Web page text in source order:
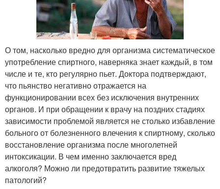
О том, насколько вредно для организма систематическое
употребление спиртного, наверняка знает каждый, в том
числе и те, кто регулярно пьет. Доктора подтверждают,
что пьянство негативно отражается на
функционировании всех без исключения внутренних
органов. И при обращении к врачу на поздних стадиях
зависимости проблемой является не столько избавление
больного от болезненного влечения к спиртному, сколько
восстановление организма после многолетней
интоксикации. В чем именно заключается вред
алкоголя? Можно ли предотвратить развитие тяжелых
патологий?